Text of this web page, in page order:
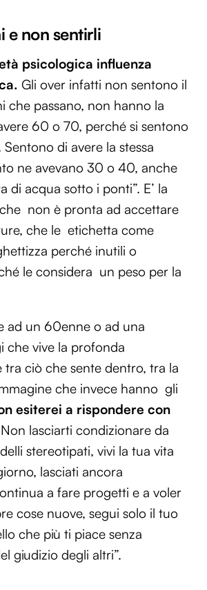
e non sentirli
psicologica influenza
. Gli over infatti non sentono il
che passano, non hanno la
60 o 70, perché si sentono
di avere la stessa
ne avevano 30 o 40, anche
di acqua sotto i ponti”. E’ la
non è pronta ad accettare
che le etichetta come
perché inutili o
le considera un peso per la
ad un 60enne o ad una
che vive la profonda
ciò che sente dentro, tra la
che invece hanno gli
esiterei a rispondere con
lasciarti condizionare da
stereotipati, vivi la tua vita
lasciati ancora
a fare progetti e a voler
cose nuove, segui solo il tuo
che più ti piace senza
giudizio degli altri”.